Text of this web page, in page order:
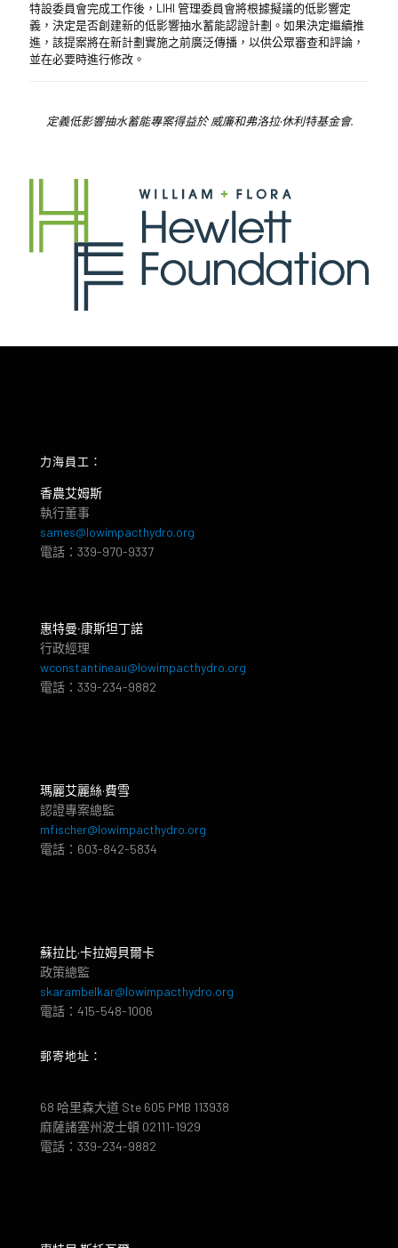
特設委員會完成工作後，LIHI 管理委員會將根據擬議的低影響定
義，決定是否創建新的低影響抽水蓄能認證計劃。如果決定繼續推
進，該提案將在新計劃實施之前廣泛傳播，以供公眾審查和評論，
並在必要時進行修改。
定義低影響抽水蓄能專案得益於威廉和弗洛拉·休利特基金會.
力海員工：
香農艾姆斯
執行董事
sames@lowimpacthydro.org
電話：339-970-9337
惠特曼‧康斯坦丁諾
行政經理
wconstantineau@lowimpacthydro.org
電話：339-234-9882
瑪麗艾麗絲·費雪
認證專案總監
mfischer@lowimpacthydro.org
電話：603-842-5834
蘇拉比·卡拉姆貝爾卡
政策總監
skarambelkar@lowimpacthydro.org
電話：415-548-1006
郵寄地址：
68 哈里森大道 Ste 605 PMB 113938
麻薩諸塞州波士頓 02111-1929
電話：339-234-9882